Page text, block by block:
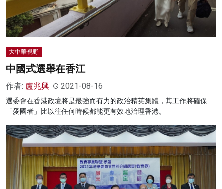
大中華視野
中國式選舉在香江
作者: 盧兆興 2021-08-16
選委會在香港政壇將是最強而有力的政治精英集體，其工作將確保
「愛國者」比以往任何時候都能更有效地治理香港。